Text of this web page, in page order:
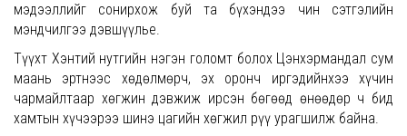
мэдээллийг сонирхож буй та бүхэндээ чин сэтгэлийн
мэндчилгээ дэвшүүлье.
Түүхт Хэнтий нутгийн нэгэн голомт болох Цэнхэрмандал сум
маань эртнээс хөдөлмөрч, эх оронч иргэдийнхээ хүчин
чармайлтаар хөгжин дэвжиж ирсэн бөгөөд өнөөдөр ч бид
хамтын хүчээрээ шинэ цагийн хөгжил рүү урагшилж байна.